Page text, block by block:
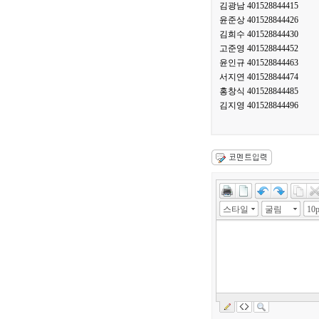
김광남 401528844415
윤준상 401528844426
김희수 401528844430
고준영 401528844452
윤인규 401528844463
서지연 401528844474
홍창식 401528844485
김지영 401528844496
스타일 굴림